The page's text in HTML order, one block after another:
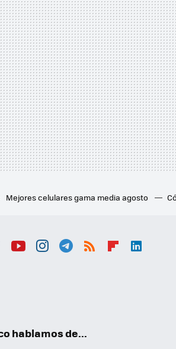
Mejores celulares gama media agosto
hablamos de...